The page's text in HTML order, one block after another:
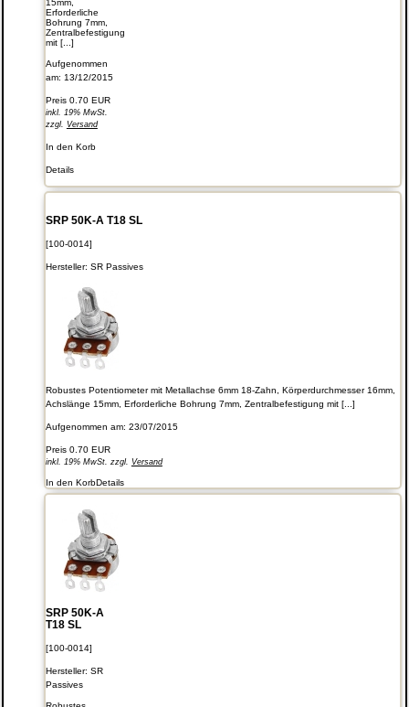
15mm,
Erforderliche
Bohrung 7mm,
Zentralbefestigung
mit [...]
Aufgenommen
am: 13/12/2015
Preis 0.70 EUR
inkl. 19% MwSt.
zzgl. Versand
In den Korb
Details
SRP 50K-A T18 SL
[100-0014]
Hersteller: SR Passives
Robustes Potentiometer mit Metallachse 6mm 18-Zahn, Körperdurchmesser 16mm,
Achslänge 15mm, Erforderliche Bohrung 7mm, Zentralbefestigung mit [...]
Aufgenommen am: 23/07/2015
Preis 0.70 EUR
inkl. 19% MwSt. zzgl. Versand
In den KorbDetails
SRP 50K-A
T18 SL
[100-0014]
Hersteller: SR
Passives